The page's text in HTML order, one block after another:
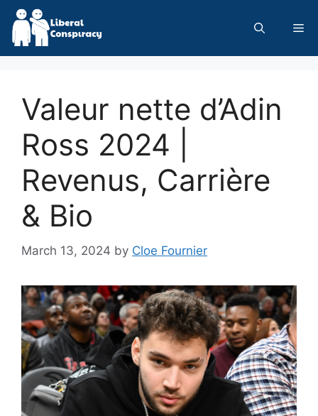
Skip
content
Valeur nette d’Adin
Ross 2024 |
Revenus, Carrière
& Bio
March 13, 2024 by Cloe Fournier